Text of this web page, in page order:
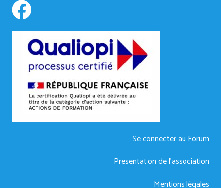
Se connecter au Forum
Presentation de l’association
Mentions légales